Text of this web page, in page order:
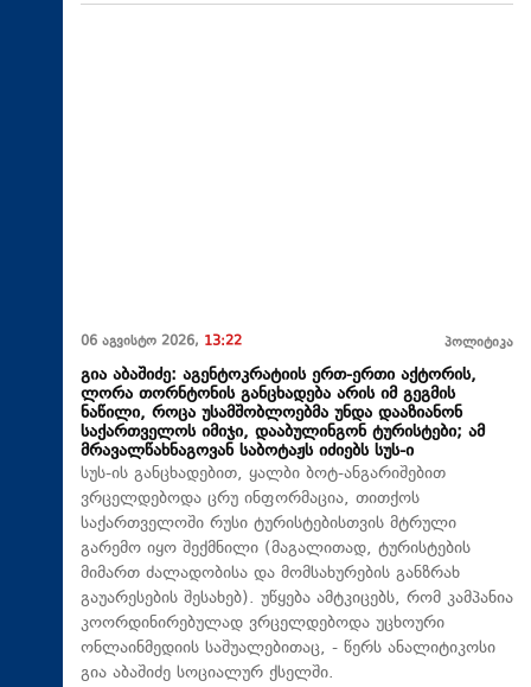
06 აგვისტო 2026, 13:22 პოლიტიკა
გია აბაშიძე: აგენტოკრატიის ერთ-ერთი აქტორის,
ლორა თორნტონის განცხადება არის იმ გეგმის
ნაწილი, როცა უსამშობლოებმა უნდა დააზიანონ
საქართველოს იმიჯი, დააბულინგონ ტურისტები; ამ
მრავალწახნაგოვან საბოტაჟს იძიებს სუს-ი
​სუს-ის განცხადებით, ყალბი ბოტ-ანგარიშებით
ვრცელდებოდა ცრუ ინფორმაცია, თითქოს
საქართველოში რუსი ტურისტებისთვის მტრული
გარემო იყო შექმნილი (მაგალითად, ტურისტების
მიმართ ძალადობისა და მომსახურების განზრახ
გაუარესების შესახებ). უწყება ამტკიცებს, რომ კამპანია
კოორდინირებულად ვრცელდებოდა უცხოური
ონლაინმედიის საშუალებითაც, - წერს ანალიტიკოსი
გია აბაშიძე სოციალურ ქსელში.